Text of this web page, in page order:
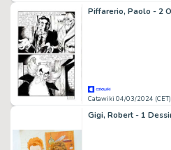
Catawiki 04/03/2024 (CET)